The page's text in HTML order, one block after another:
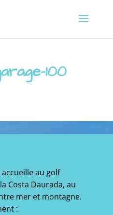
100
au golf
Costa Daurada, au
mer et montagne.
: